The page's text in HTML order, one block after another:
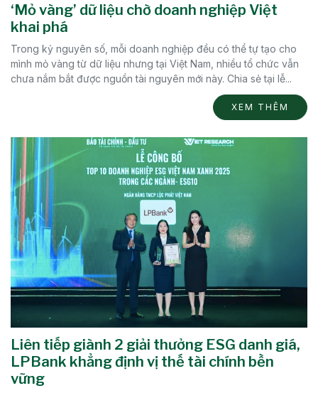
‘Mỏ vàng’ dữ liệu chờ doanh nghiệp Việt
khai phá
Trong kỷ nguyên số, mỗi doanh nghiệp đều có thể tự tạo cho
mình mỏ vàng từ dữ liệu nhưng tại Việt Nam, nhiều tổ chức vẫn
chưa nắm bắt được nguồn tài nguyên mới này. Chia sẻ tại lễ...
XEM THÊM
Liên tiếp giành 2 giải thưởng ESG danh giá,
LPBank khẳng định vị thế tài chính bền
vững